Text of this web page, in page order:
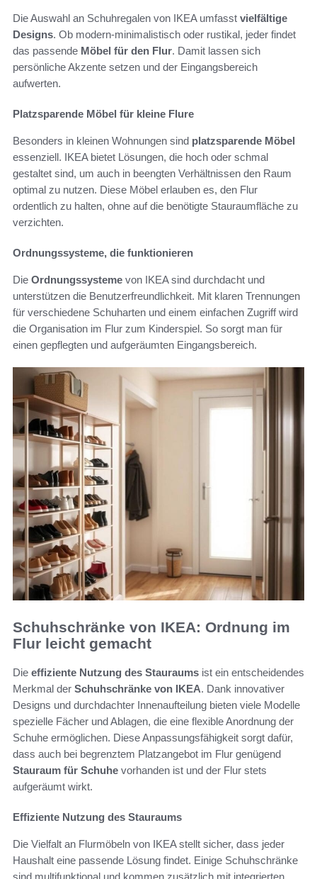
Die Auswahl an Schuhregalen von IKEA umfasst vielfältige
Designs. Ob modern-minimalistisch oder rustikal, jeder findet
das passende Möbel für den Flur. Damit lassen sich
persönliche Akzente setzen und der Eingangsbereich
aufwerten.
Platzsparende Möbel für kleine Flure
Besonders in kleinen Wohnungen sind platzsparende Möbel
essenziell. IKEA bietet Lösungen, die hoch oder schmal
gestaltet sind, um auch in beengten Verhältnissen den Raum
optimal zu nutzen. Diese Möbel erlauben es, den Flur
ordentlich zu halten, ohne auf die benötigte Stauraumfläche zu
verzichten.
Ordnungssysteme, die funktionieren
Die Ordnungssysteme von IKEA sind durchdacht und
unterstützen die Benutzerfreundlichkeit. Mit klaren Trennungen
für verschiedene Schuharten und einem einfachen Zugriff wird
die Organisation im Flur zum Kinderspiel. So sorgt man für
einen gepflegten und aufgeräumten Eingangsbereich.
Schuhschränke von IKEA: Ordnung im
Flur leicht gemacht
Die effiziente Nutzung des Stauraums ist ein entscheidendes
Merkmal der Schuhschränke von IKEA. Dank innovativer
Designs und durchdachter Innenaufteilung bieten viele Modelle
spezielle Fächer und Ablagen, die eine flexible Anordnung der
Schuhe ermöglichen. Diese Anpassungsfähigkeit sorgt dafür,
dass auch bei begrenztem Platzangebot im Flur genügend
Stauraum für Schuhe vorhanden ist und der Flur stets
aufgeräumt wirkt.
Effiziente Nutzung des Stauraums
Die Vielfalt an Flurmöbeln von IKEA stellt sicher, dass jeder
Haushalt eine passende Lösung findet. Einige Schuhschränke
sind multifunktional und kommen zusätzlich mit integrierten